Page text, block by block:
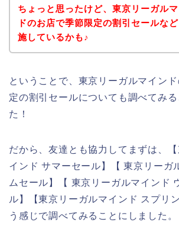
ちょっと思ったけど、東京リーガル
ドのお店で季節限定の割引セールな
施しているかも♪
ということで、東京リーガルマイン
定の割引セールについても調べてみ
た！
だから、友達とも協力してまずは、
インド サマーセール】【 東京リーガ
ムセール】【 東京リーガルマインド
ル】【東京リーガルマインド スプリ
う感じで調べてみることにしました。